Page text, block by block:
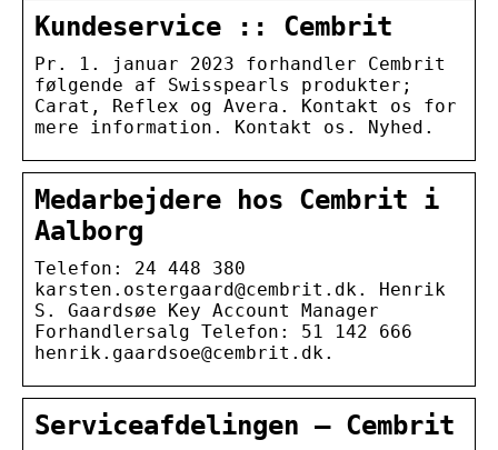
Kundeservice :: Cembrit
Pr. 1. januar 2023 forhandler Cembrit
følgende af Swisspearls produkter;
Carat, Reflex og Avera. Kontakt os for
mere information. Kontakt os. Nyhed.
Medarbejdere hos Cembrit i
Aalborg
Telefon: 24 448 380
karsten.ostergaard@cembrit.dk. Henrik
S. Gaardsøe Key Account Manager
Forhandlersalg Telefon: 51 142 666
henrik.gaardsoe@cembrit.dk.
Serviceafdelingen – Cembrit